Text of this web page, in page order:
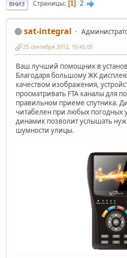
ВНИЗ Страницы 1 2
sat-integral
25 сентября 2012, 16:45:05
Ваш лучший помощник в
Благодаря большому ЖК
качеством изображения,
просматривать FTA каналы для
правильном приеме спутника.
читабелен при любых погодных
динамик позволит услышать
шумности улицы.